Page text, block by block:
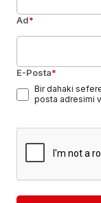
Ad*
E-Posta*
Bir dahaki
posta adresimi